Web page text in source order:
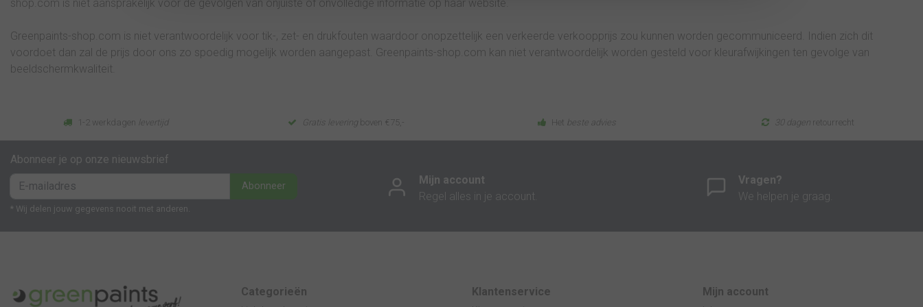
shop.com is niet aansprakelijk voor de gevolgen van onjuiste of onvolledige informatie op haar website.
Greenpaints-shop.com is niet verantwoordelijk voor tik-, zet- en drukfouten waardoor onopzettelijk een verkeerde verkoopprijs zou kunnen worden gecommuniceerd. Indien zich dit
voordoet dan zal de prijs door ons zo spoedig mogelijk worden aangepast. Greenpaints-shop.com kan niet verantwoordelijk worden gesteld voor kleurafwijkingen ten gevolge van
beeldschermkwaliteit.
1-2 werkdagen levertijd Gratis levering boven €75,- Het beste advies 30 dagenretourrecht
Abonneer je op onze nieuwsbrief
Abonneer
* Wij delen jouw gegevens nooit met anderen.
Mijn account
Regel alles in je account.
Vragen?
We helpen je graag.
Categorieën Klantenservice Mijn account